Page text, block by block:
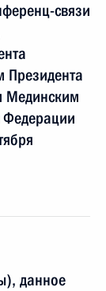
связи
Мединским
Федерации
данное